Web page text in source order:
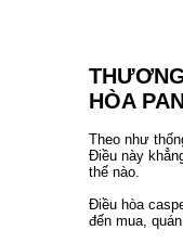
HÒA
Theo như
Điều này
thế nào.
Điều hòa
đến mua,